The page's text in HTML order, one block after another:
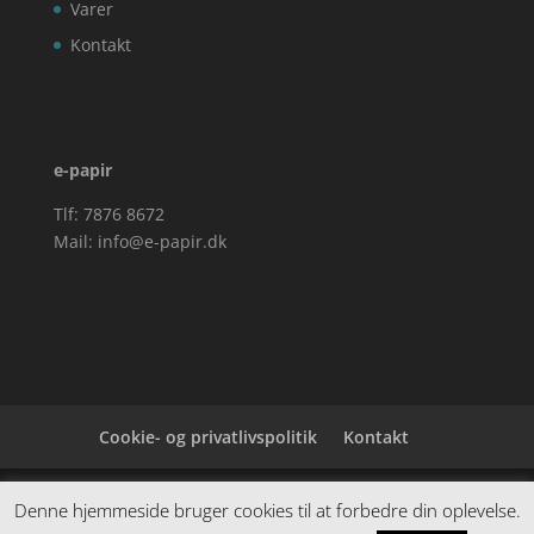
Varer
Kontakt
e-papir
Tlf: 7876 8672
Mail: info@e-papir.dk
Cookie- og privatlivspolitik Kontakt
Denne hjemmeside samler et bredt udvalg af
spændende varer. Siden er et affiiliatesite, og nogle
Denne hjemmeside bruger cookies til at forbedre din oplevelse.